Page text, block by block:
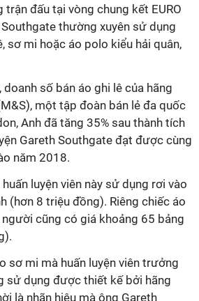
đấu tại vòng chung kết EURO
thường xuyên sử dụng
sơ mi hoặc áo polo kiểu hải quân,
, doanh số bán áo ghi lê của hãng
một tập đoàn bán lẻ đa quốc
Anh đã tăng 35% sau thành tích
Gareth Southgate đạt được cùng
năm 2018.
luyện viên này sử dụng rơi vào
(hơn 8 triệu đồng). Riêng chiếc áo
cũng có giá khoảng 65 bảng
sơ mi mà huấn luyện viên trưởng
sử dụng được thiết kế bởi hãng
là nhãn hiệu mà ông Gareth